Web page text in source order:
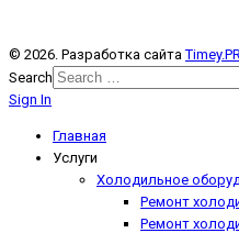
© 2026. Разработка сайта
Search
Sign In
Главная
Услуги
Холодильное
Ремонт
Ремонт